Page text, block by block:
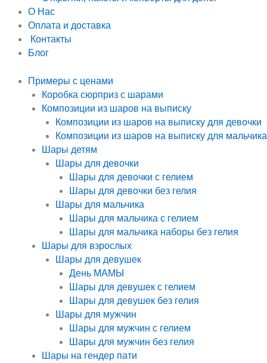
О Нас
Оплата и доставка
Контакты
Блог
Примеры с ценами
Коробка сюрприз с шарами
Композиции из шаров на выписку
Композиции из шаров на выписку для девочки
Композиции из шаров на выписку для мальчика
Шары детям
Шары для девочки
Шары для девочки с гелием
Шары для девочки без гелия
Шары для мальчика
Шары для мальчика с гелием
Шары для мальчика наборы без гелия
Шары для взрослых
Шары для девушек
День МАМЫ
Шары для девушек с гелием
Шары для девушек без гелия
Шары для мужчин
Шары для мужчин с гелием
Шары для мужчин без гелия
Шары на гендер пати